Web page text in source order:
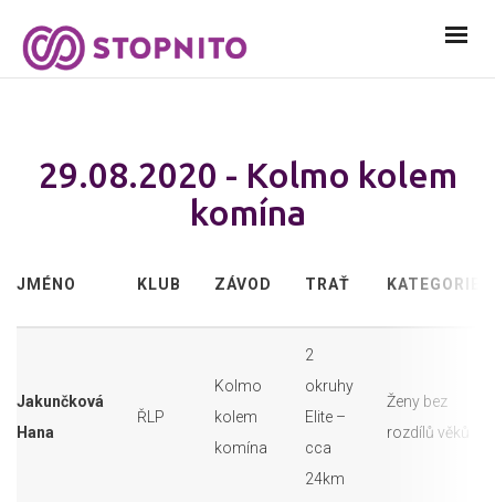
29.08.2020 - Kolmo kolem
komína
JMÉNO KLUB ZÁVOD TRAŤ KATEGORIE
Jakunčková
Hana
ŘLP
Kolmo
kolem
komína
2
okruhy
Elite –
cca
24km
Ženy bez
rozdílů věků